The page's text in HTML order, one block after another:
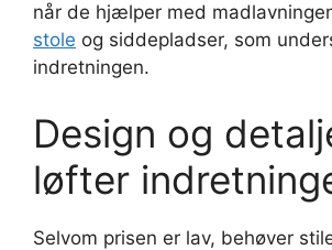
når de hjælper med
stole og siddepladser, som
indretningen.
Design og
løfter
Selvom prisen er lav, behøver